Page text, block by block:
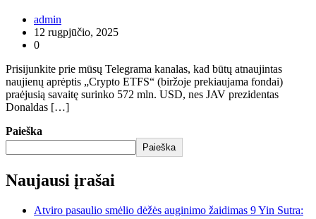
admin
12 rugpjūčio, 2025
0
Prisijunkite prie mūsų Telegrama kanalas, kad būtų atnaujintas
naujienų aprėptis „Crypto ETFS“ (biržoje prekiaujama fondai)
praėjusią savaitę surinko 572 mln. USD, nes JAV prezidentas
Donaldas […]
Paieška
Paieška
Naujausi įrašai
Atviro pasaulio smėlio dėžės auginimo žaidimas 9 Yin Sutra: